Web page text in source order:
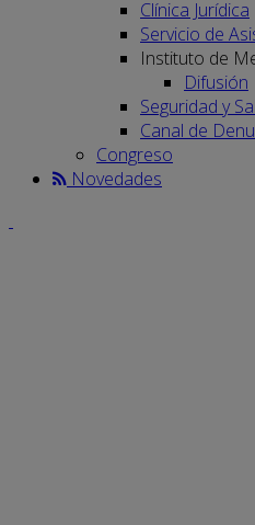
Clínica Jurídica
Servicio de
Instituto de
Difusión
Seguridad y
Canal de
Congreso
Novedades